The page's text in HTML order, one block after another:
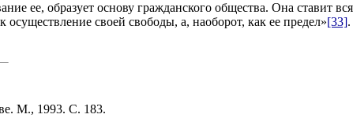
ее, образует основу гражданского общества. Она ставит
осуществление своей свободы, а, наоборот, как ее предел»[33].
М., 1993. С. 183.